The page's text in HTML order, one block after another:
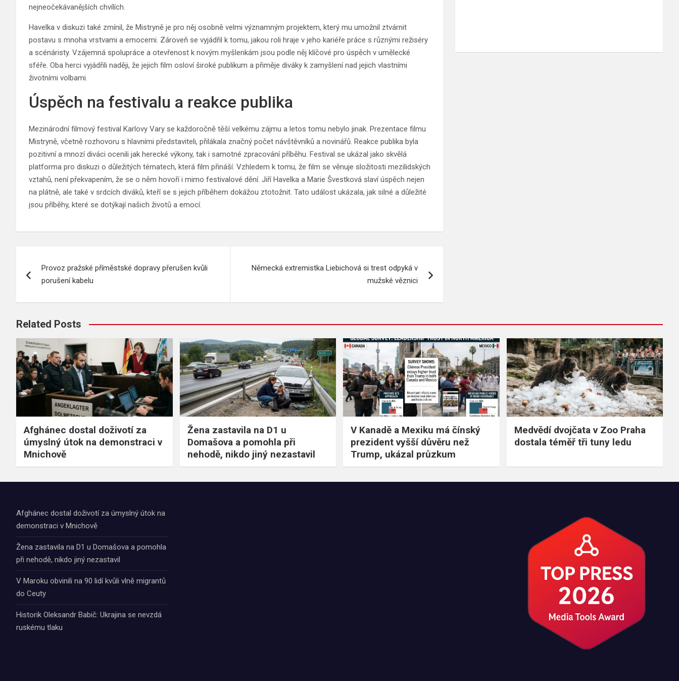
nejneočekávanějších chvílích.
Havelka v diskuzi také zmínil, že Mistryně je pro něj osobně velmi významným projektem, který mu umožnil ztvárnit
postavu s mnoha vrstvami a emocemi. Zároveň se vyjádřil k tomu, jakou roli hraje v jeho kariéře práce s různými režiséry
a scénáristy. Vzájemná spolupráce a otevřenost k novým myšlenkám jsou podle něj klíčové pro úspěch v umělecké
sféře. Oba herci vyjádřili naději, že jejich film osloví široké publikum a přiměje diváky k zamyšlení nad jejich vlastními
životními volbami.
Úspěch na festivalu a reakce publika
Mezinárodní filmový festival Karlovy Vary se každoročně těší velkému zájmu a letos tomu nebylo jinak. Prezentace filmu
Mistryně, včetně rozhovoru s hlavními představiteli, přilákala značný počet návštěvníků a novinářů. Reakce publika byla
pozitivní a mnozí diváci ocenili jak herecké výkony, tak i samotné zpracování příběhu. Festival se ukázal jako skvělá
platforma pro diskuzi o důležitých tématech, která film přináší. Vzhledem k tomu, že film se věnuje složitosti mezilidských
vztahů, není překvapením, že se o něm hovoří i mimo festivalové dění. Jiří Havelka a Marie Švestková slaví úspěch nejen
na plátně, ale také v srdcích diváků, kteří se s jejich příběhem dokážou ztotožnit. Tato událost ukázala, jak silné a důležité
jsou příběhy, které se dotýkají našich životů a emocí.
pro
příspěvek
Provoz pražské příměstské dopravy přerušen kvůli
porušení kabelu
Německá extremistka Liebichová si trest odpyká v
mužské věznici
Related Posts
Afghánec dostal doživotí za
úmyslný útok na demonstraci v
Mnichově
Žena zastavila na D1 u
Domašova a pomohla při
nehodě, nikdo jiný nezastavil
V Kanadě a Mexiku má čínský
prezident vyšší důvěru než
Trump, ukázal průzkum
Medvědí dvojčata v Zoo Praha
dostala téměř tři tuny ledu
Afghánec dostal doživotí za úmyslný útok na
demonstraci v Mnichově
Žena zastavila na D1 u Domašova a pomohla
při nehodě, nikdo jiný nezastavil
V Maroku obvinili na 90 lidí kvůli vlně migrantů
do Ceuty
Historik Oleksandr Babič: Ukrajina se nevzdá
ruskému tlaku